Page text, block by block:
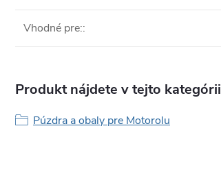
Vhodné pre::
Produkt nájdete v tejto kategórii
Púzdra a obaly pre Motorolu